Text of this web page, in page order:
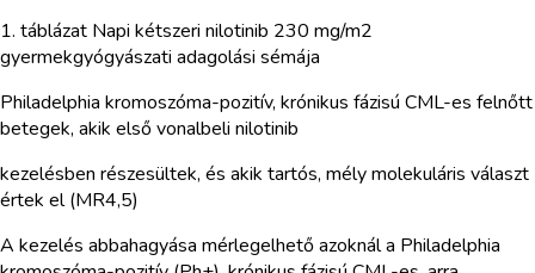
1. táblázat Napi kétszeri nilotinib 230 mg/m2
gyermekgyógyászati adagolási sémája
Philadelphia kromoszóma-pozitív, krónikus fázisú CML-es felnőtt
betegek, akik első vonalbeli nilotinib
kezelésben részesültek, és akik tartós, mély molekuláris választ
értek el (MR4,5)
A kezelés abbahagyása mérlegelhető azoknál a Philadelphia